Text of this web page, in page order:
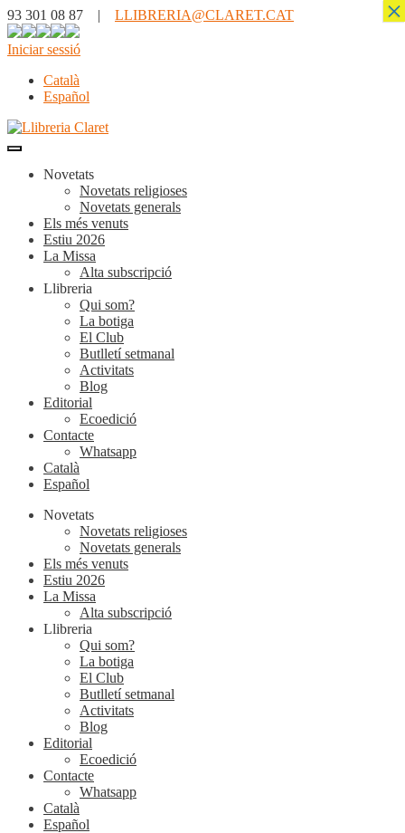
93 301 08 87 | LLIBRERIA@CLARET.CAT
Iniciar sessió
Català
Español
Novetats
Novetats religioses
Novetats generals
Els més venuts
Estiu 2026
La Missa
Alta subscripció
Llibreria
Qui som?
La botiga
El Club
Butlletí setmanal
Activitats
Blog
Editorial
Ecoedició
Contacte
Whatsapp
Català
Español
Novetats
Novetats religioses
Novetats generals
Els més venuts
Estiu 2026
La Missa
Alta subscripció
Llibreria
Qui som?
La botiga
El Club
Butlletí setmanal
Activitats
Blog
Editorial
Ecoedició
Contacte
Whatsapp
Català
Español
×